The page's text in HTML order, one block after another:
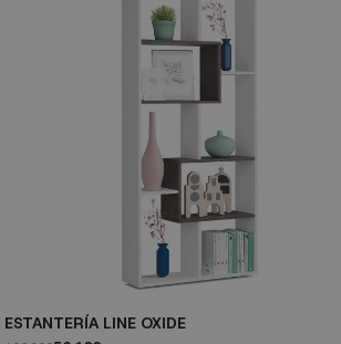
ESTANTERÍA LINE OXIDE